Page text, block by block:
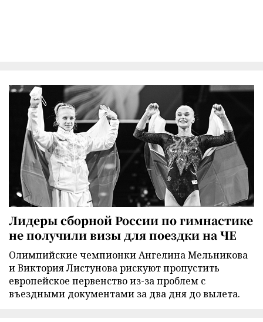
Лидеры сборной России по гимнастике
не получили визы для поездки на ЧЕ
Олимпийские чемпионки Ангелина Мельникова
и Виктория Листунова рискуют пропустить
европейское первенство из-за проблем с
въездными документами за два дня до вылета.